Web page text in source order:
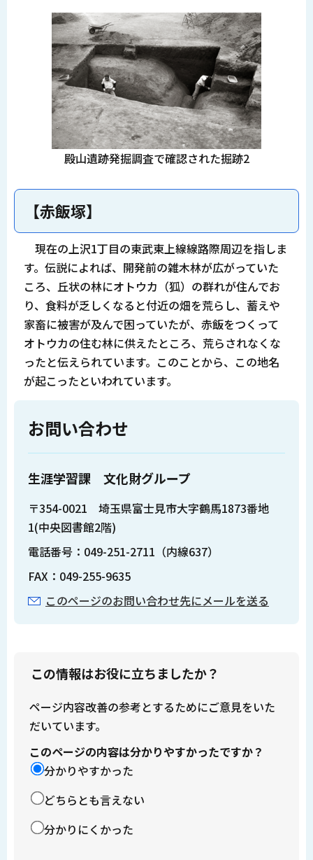
殿山遺跡発掘調査で確認された掘跡2
【赤飯塚】
現在の上沢1丁目の東武東上線線路際周辺を指しま
す。伝説によれば、開発前の雑木林が広がっていた
ころ、丘状の林にオトウカ（狐）の群れが住んでお
り、食料が乏しくなると付近の畑を荒らし、蓄えや
家畜に被害が及んで困っていたが、赤飯をつくって
オトウカの住む林に供えたところ、荒らされなくな
ったと伝えられています。このことから、この地名
が起こったといわれています。
お問い合わせ
生涯学習課 文化財グループ
〒354-0021 埼玉県富士見市大字鶴馬1873番地
1(中央図書館2階)
電話番号：049-251-2711（内線637）
FAX：049-255-9635
このページのお問い合わせ先にメールを送る
この情報はお役に立ちましたか？
ページ内容改善の参考とするためにご意見をいた
だいています。
このページの内容は分かりやすかったですか？
分かりやすかった
どちらとも言えない
分かりにくかった